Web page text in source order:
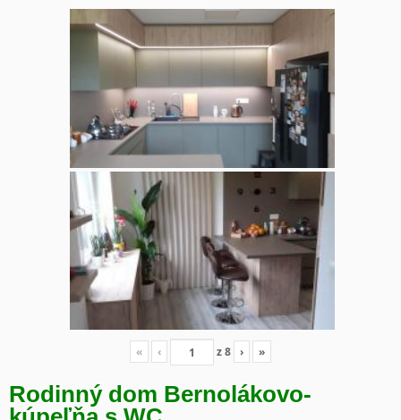
« ‹ z8 › »
Rodinný dom Bernolákovo-